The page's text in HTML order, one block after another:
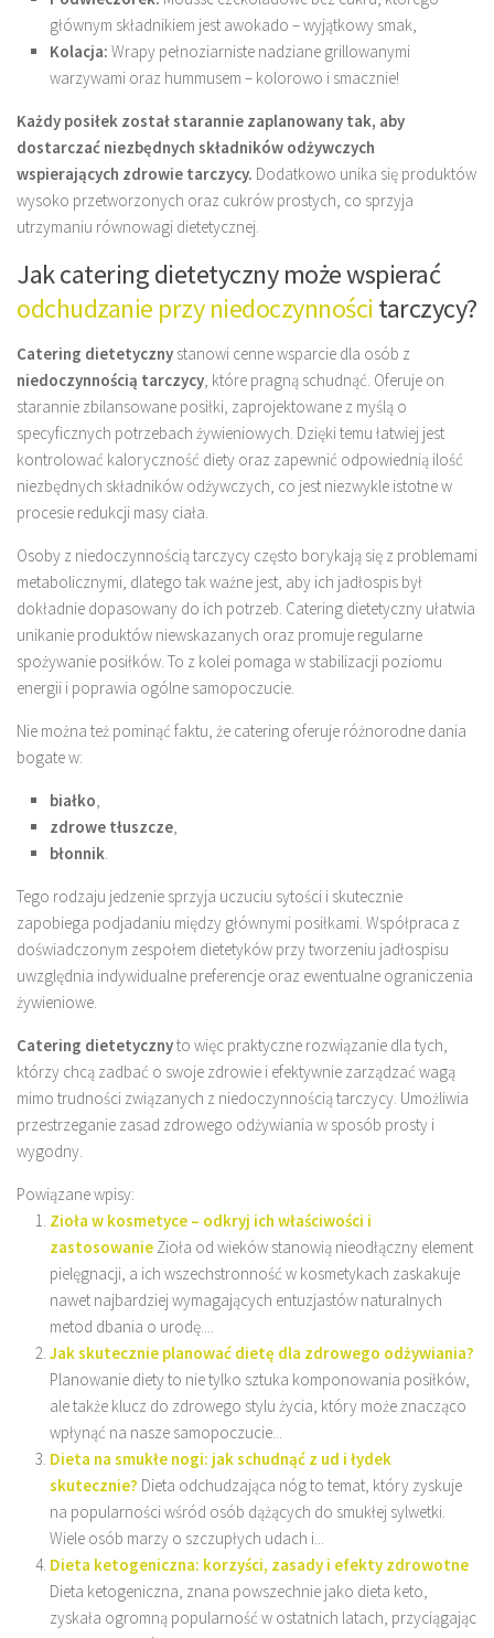
głównym składnikiem jest awokado – wyjątkowy smak,
Kolacja: Wrapy pełnoziarniste nadziane grillowanymi
warzywami oraz hummusem – kolorowo i smacznie!
Każdy posiłek został starannie zaplanowany tak, aby
dostarczać niezbędnych składników odżywczych
wspierających zdrowie tarczycy. Dodatkowo unika się produktów
wysoko przetworzonych oraz cukrów prostych, co sprzyja
utrzymaniu równowagi dietetycznej.
Jak catering dietetyczny może wspierać
odchudzanie przy niedoczynności tarczycy?
Catering dietetyczny stanowi cenne wsparcie dla osób z
niedoczynnością tarczycy, które pragną schudnąć. Oferuje on
starannie zbilansowane posiłki, zaprojektowane z myślą o
specyficznych potrzebach żywieniowych. Dzięki temu łatwiej jest
kontrolować kaloryczność diety oraz zapewnić odpowiednią ilość
niezbędnych składników odżywczych, co jest niezwykle istotne w
procesie redukcji masy ciała.
Osoby z niedoczynnością tarczycy często borykają się z problemami
metabolicznymi, dlatego tak ważne jest, aby ich jadłospis był
dokładnie dopasowany do ich potrzeb. Catering dietetyczny ułatwia
unikanie produktów niewskazanych oraz promuje regularne
spożywanie posiłków. To z kolei pomaga w stabilizacji poziomu
energii i poprawia ogólne samopoczucie.
Nie można też pominąć faktu, że catering oferuje różnorodne dania
bogate w:
białko,
zdrowe tłuszcze,
błonnik.
Tego rodzaju jedzenie sprzyja uczuciu sytości i skutecznie
zapobiega podjadaniu między głównymi posiłkami. Współpraca z
doświadczonym zespołem dietetyków przy tworzeniu jadłospisu
uwzględnia indywidualne preferencje oraz ewentualne ograniczenia
żywieniowe.
Catering dietetycznyto więc praktyczne rozwiązanie dla tych,
którzy chcą zadbać o swoje zdrowie i efektywnie zarządzać wagą
mimo trudności związanych z niedoczynnością tarczycy. Umożliwia
przestrzeganie zasad zdrowego odżywiania w sposób prosty i
wygodny.
Powiązane wpisy:
Zioła w kosmetyce – odkryj ich właściwości i
zastosowanie Zioła od wieków stanowią nieodłączny element
pielęgnacji, a ich wszechstronność w kosmetykach zaskakuje
nawet najbardziej wymagających entuzjastów naturalnych
metod dbania o urodę....
Jak skutecznie planować dietę dla zdrowego odżywiania?
Planowanie diety to nie tylko sztuka komponowania posiłków,
ale także klucz do zdrowego stylu życia, który może znacząco
wpłynąć na nasze samopoczucie...
Dieta na smukłe nogi: jak schudnąć z ud i łydek
skutecznie? Dieta odchudzająca nóg to temat, który zyskuje
na popularności wśród osób dążących do smukłej sylwetki.
Wiele osób marzy o szczupłych udach i...
Dieta ketogeniczna: korzyści, zasady i efekty zdrowotne
Dieta ketogeniczna, znana powszechnie jako dieta keto,
zyskała ogromną popularność w ostatnich latach, przyciągając